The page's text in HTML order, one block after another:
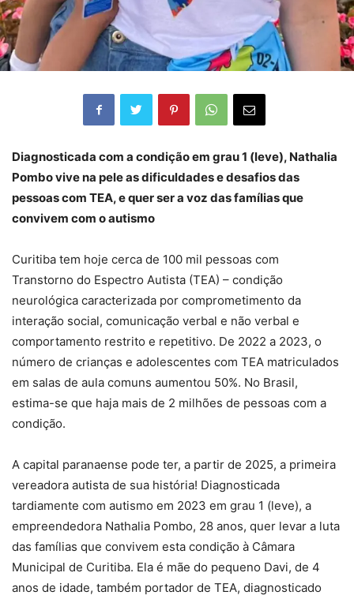
Diagnosticada com a condição em grau 1 (leve), Nathalia
Pombo vive na pele as dificuldades e desafios das
pessoas com TEA, e quer ser a voz das famílias que
convivem com o autismo
Curitiba tem hoje cerca de 100 mil pessoas com
Transtorno do Espectro Autista (TEA) – condição
neurológica caracterizada por comprometimento da
interação social, comunicação verbal e não verbal e
comportamento restrito e repetitivo. De 2022 a 2023, o
número de crianças e adolescentes com TEA matriculados
em salas de aula comuns aumentou 50%. No Brasil,
estima-se que haja mais de 2 milhões de pessoas com a
condição.
A capital paranaense pode ter, a partir de 2025, a primeira
vereadora autista de sua história! Diagnosticada
tardiamente com autismo em 2023 em grau 1 (leve), a
empreendedora Nathalia Pombo, 28 anos, quer levar a luta
das famílias que convivem esta condição à Câmara
Municipal de Curitiba. Ela é mãe do pequeno Davi, de 4
anos de idade, também portador de TEA, diagnosticado